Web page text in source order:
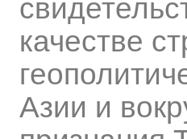
качестве
Азии и